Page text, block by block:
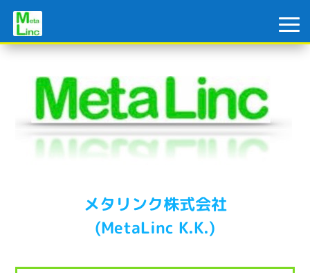
メタリンク株式会社
(MetaLinc K.K.)